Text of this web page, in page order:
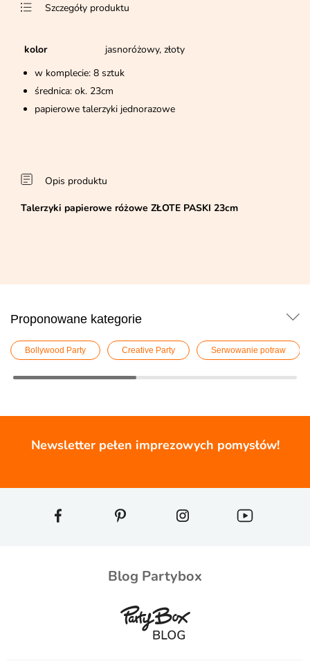
Szczegóły produktu
kolor
jasnoróżowy, złoty
w komplecie: 8 sztuk
średnica: ok. 23cm
papierowe talerzyki jednorazowe
Opis produktu
Talerzyki papierowe różowe ZŁOTE PASKI 23cm
Proponowane kategorie
Bollywood Party Creative Party Serwowanie potraw
Newsletter pełen imprezowych pomysłów!
Blog Partybox